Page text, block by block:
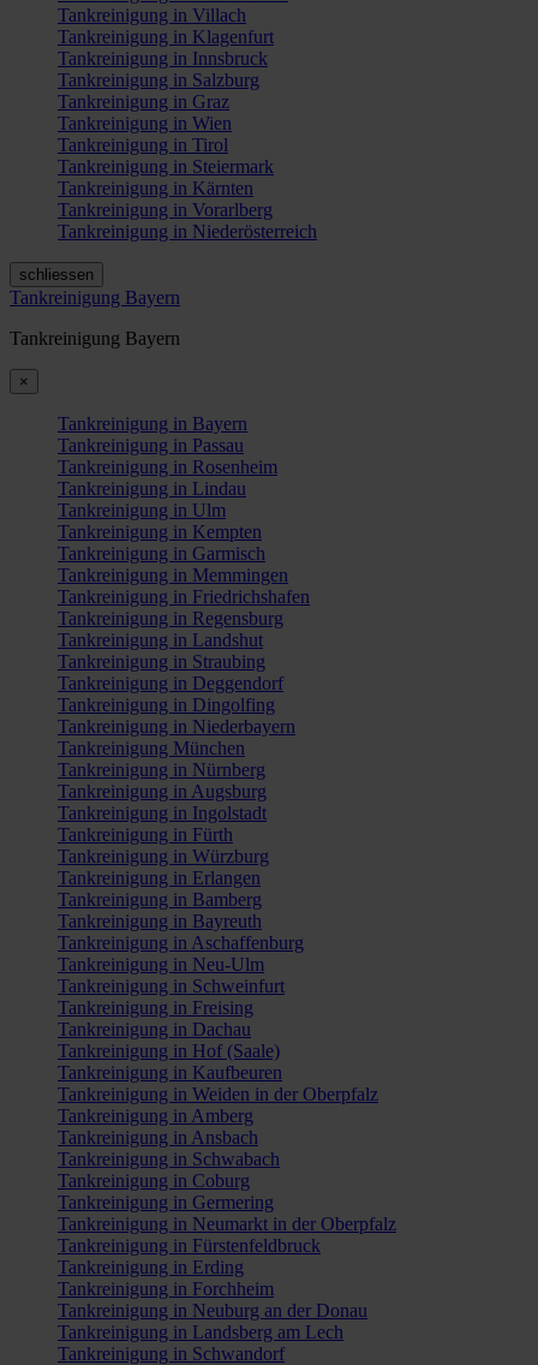
Tankreinigung in Villach
Tankreinigung in Klagenfurt
Tankreinigung in Innsbruck
Tankreinigung in Salzburg
Tankreinigung in Graz
Tankreinigung in Wien
Tankreinigung in Tirol
Tankreinigung in Steiermark
Tankreinigung in Kärnten
Tankreinigung in Vorarlberg
Tankreinigung in Niederösterreich
schliessen
Tankreinigung Bayern
Tankreinigung Bayern
×
Tankreinigung in Bayern
Tankreinigung in Passau
Tankreinigung in Rosenheim
Tankreinigung in Lindau
Tankreinigung in Ulm
Tankreinigung in Kempten
Tankreinigung in Garmisch
Tankreinigung in Memmingen
Tankreinigung in Friedrichshafen
Tankreinigung in Regensburg
Tankreinigung in Landshut
Tankreinigung in Straubing
Tankreinigung in Deggendorf
Tankreinigung in Dingolfing
Tankreinigung in Niederbayern
Tankreinigung München
Tankreinigung in Nürnberg
Tankreinigung in Augsburg
Tankreinigung in Ingolstadt
Tankreinigung in Fürth
Tankreinigung in Würzburg
Tankreinigung in Erlangen
Tankreinigung in Bamberg
Tankreinigung in Bayreuth
Tankreinigung in Aschaffenburg
Tankreinigung in Neu-Ulm
Tankreinigung in Schweinfurt
Tankreinigung in Freising
Tankreinigung in Dachau
Tankreinigung in Hof (Saale)
Tankreinigung in Kaufbeuren
Tankreinigung in Weiden in der Oberpfalz
Tankreinigung in Amberg
Tankreinigung in Ansbach
Tankreinigung in Schwabach
Tankreinigung in Coburg
Tankreinigung in Germering
Tankreinigung in Neumarkt in der Oberpfalz
Tankreinigung in Fürstenfeldbruck
Tankreinigung in Erding
Tankreinigung in Forchheim
Tankreinigung in Neuburg an der Donau
Tankreinigung in Landsberg am Lech
Tankreinigung in Schwandorf